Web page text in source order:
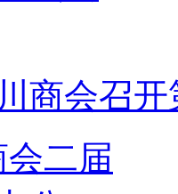
商会召